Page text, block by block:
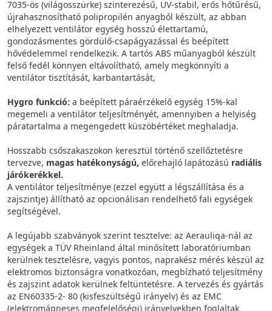
7035-ös (világosszürke) szinterezésű, UV-stabil, erős hőtűrésű,
újrahasznosítható polipropilén anyagból készült, az abban
elhelyezett ventilátor egység hosszú élettartamú,
gondozásmentes gördülő-csapágyazással és beépített
hővédelemmel rendelkezik. A tartós ABS műanyagból készült
felső fedél könnyen eltávolítható, amely megkönnyíti a
ventilátor tisztítását, karbantartását,
Hygro funkció: a beépített páraérzékelő egység 15%-kal
megemeli a ventilátor teljesítményét, amennyiben a helyiség
páratartalma a megengedett küszöbértéket meghaladja.
Hosszabb csőszakaszokon keresztül történő szellőztetésre
tervezve, magas hatékonyságú, előrehajló lapátozású radiális
járókerékkel.
A ventilátor teljesítménye (ezzel együtt a légszállítása és a
zajszintje) állítható az opcionálisan rendelhető fali egységek
segítségével.
A legújabb szabványok szerint tesztelve: az Aerauliqa-nál az
egységek a TÜV Rheinland által minősített laboratóriumban
kerülnek tesztelésre, vagyis pontos, naprakész mérés készül az
elektromos biztonságra vonatkozóan, megbízható teljesítmény
és zajszint adatok kerülnek feltüntetésre. A tervezés és gyártás
az EN60335-2- 80 (kisfeszültségű irányelv) és az EMC
(elektromágneses megfelelőségi) irányelvekben foglaltak